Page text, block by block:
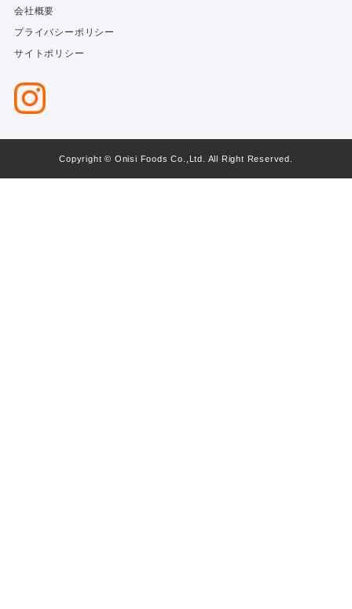
会社概要
プライバシーポリシー
サイトポリシー
Copyright © Onisi Foods Co.,Ltd. All Right Reserved.